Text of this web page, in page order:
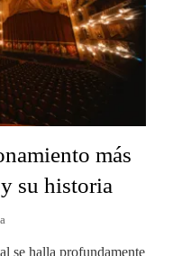
más
su historia
se halla profundamente